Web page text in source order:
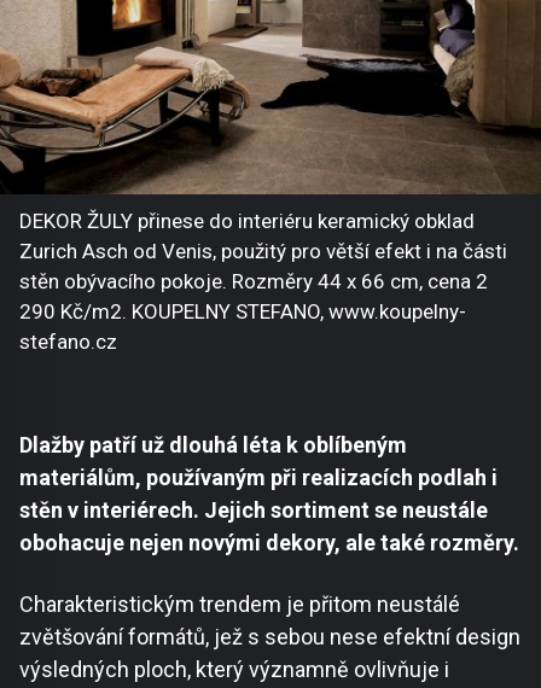
DEKOR ŽULY přinese do interiéru keramický obklad
Zurich Asch od Venis, použitý pro větší efekt i na části
stěn obývacího pokoje. Rozměry 44 x 66 cm, cena 2
290 Kč/m2. KOUPELNY STEFANO, www.koupelny-
stefano.cz
Dlažby patří už dlouhá léta k oblíbeným
materiálům, používaným při realizacích podlah i
stěn v interiérech. Jejich sortiment se neustále
obohacuje nejen novými dekory, ale také rozměry.
Charakteristickým trendem je přitom neustálé
zvětšování formátů, jež s sebou nese efektní design
výsledných ploch, který významně ovlivňuje i